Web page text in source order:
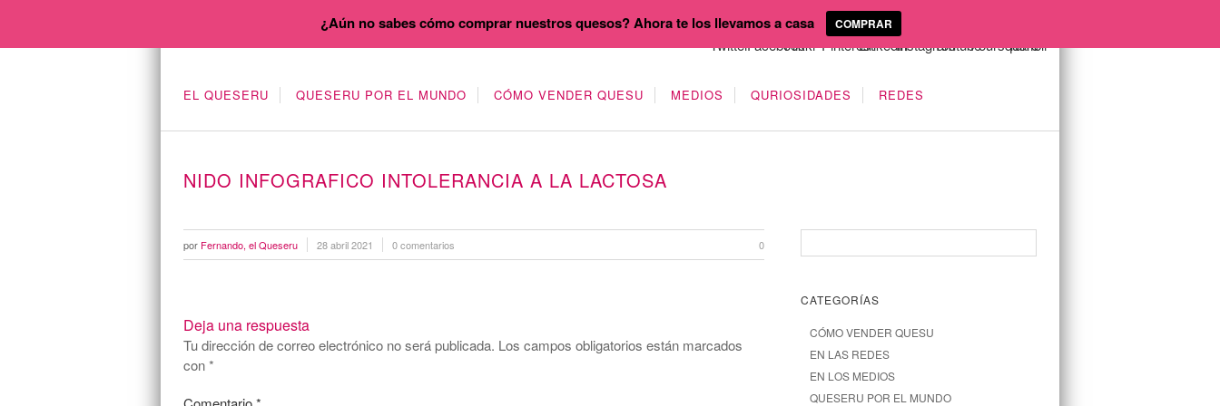
EL QUESERU QUESERU POR EL MUNDO CÓMO VENDER QUESU MEDIOS QURIOSIDADES REDES
NIDO INFOGRAFICO INTOLERANCIA A LA LACTOSA
por Fernando, el Queseru 28 abril 2021 0 comentarios 0
Deja una respuesta
Tu dirección de correo electrónico no será publicada. Los campos obligatorios están marcados
con*
CATEGORÍAS
CÓMO VENDER QUESU
EN LAS REDES
EN LOS MEDIOS
QUESERU POR EL MUNDO
¿Aún no sabes cómo comprar nuestros quesos? Ahora te los llevamos a casa COMPRAR